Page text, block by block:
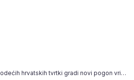
Jedna od vodećih hrvatskih tvrtki gradi novi pogon vrijedan 50 milijuna kuna